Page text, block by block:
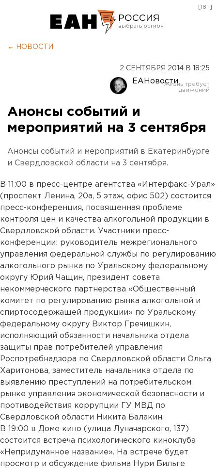
РОССИЯ
Оренбург
[18+]
← НОВОСТИ
2 СЕНТЯБРЯ 2014 В 18:25
ЕАНовости
Анонсы событий и
мероприятий на 3 сентября
Анонсы событий и мероприятий в Екатеринбурге
и Свердловской области на 3 сентября.
В 11:00 в пресс-центре агентства «Интерфакс-Урал»
(проспект Ленина, 20а, 5 этаж, офис 502) состоится
пресс-конференция, посвященная проблеме
контроля цен и качества алкогольной продукции в
Свердловской области. Участники пресс-
конференции: руководитель межрегионального
управления федеральной службы по регулированию
алкогольного рынка по Уральскому федеральному
округу Юрий Чащин, президент совета
некоммерческого партнерства «Общественный
комитет по регулированию рынка алкогольной и
спиртосодержащей продукции» по Уральскому
федеральному округу Виктор Гречишкин,
исполняющий обязанности начальника отдела
защиты прав потребителей управления
Роспотребнадзора по Свердловской области Ольга
Харитонова, заместитель начальника отдела по
выявлению преступлений на потребительском
рынке управления экономической безопасности и
противодействия коррупции ГУ МВД по
Свердловской области Никита Балакин.
В 19:00 в Доме кино (улица Луначарского, 137)
состоится встреча психологического киноклуба
«Непридуманное название». На встрече будет
просмотр и обсуждение фильма Нури Бильге